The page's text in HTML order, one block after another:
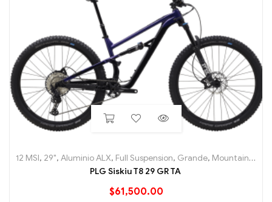
12 MSI, 29", Aluminio ALX, Full Suspension, Grande, Mountain (MTB)
PLG Siskiu T8 29 GR TA
$61,500.00